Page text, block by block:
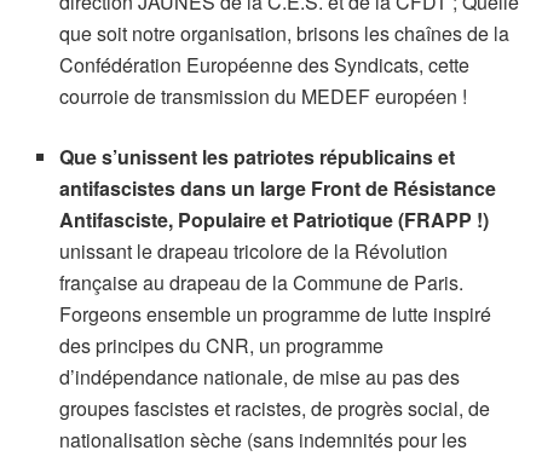
que soit notre organisation, brisons les chaînes de la
Confédération Européenne des Syndicats, cette
courroie de transmission du MEDEF européen !
Que s’unissent les patriotes républicains et
antifascistes dans un large Front de Résistance
Antifasciste, Populaire et Patriotique (FRAPP !)
unissant le drapeau tricolore de la Révolution
française au drapeau de la Commune de Paris.
Forgeons ensemble un programme de lutte inspiré
des principes du CNR, un programme
d’indépendance nationale, de mise au pas des
groupes fascistes et racistes, de progrès social, de
nationalisation sèche (sans indemnités pour les